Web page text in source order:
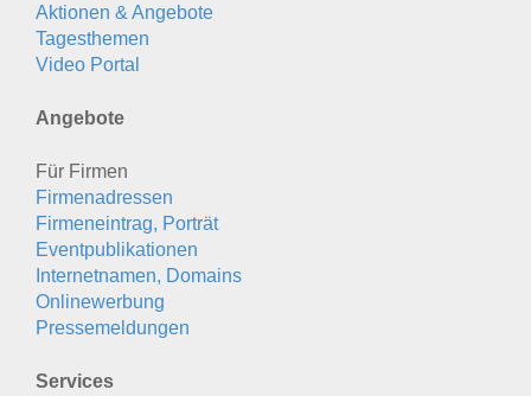
Aktionen & Angebote
Tagesthemen
Video Portal
Angebote
Für Firmen
Firmenadressen
Firmeneintrag, Porträt
Eventpublikationen
Internetnamen, Domains
Onlinewerbung
Pressemeldungen
Services